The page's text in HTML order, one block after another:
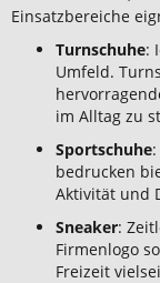
Einsatzbereiche
Turnschuhe:
Umfeld.
im Alltag zu
Sportschuhe
bedrucken
Aktivität und
Sneaker:
Firmenlogo
Freizeit